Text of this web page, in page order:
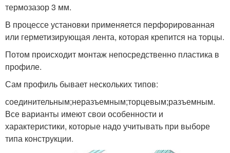
термозазор 3 мм.
В процессе установки применяется перфорированная
или герметизирующая лента, которая крепится на торцы.
Потом происходит монтаж непосредственно пластика в
профиле.
Сам профиль бывает нескольких типов:
соединительным;неразъемным;торцевым;разъемным.
Все варианты имеют свои особенности и
характеристики, которые надо учитывать при выборе
типа конструкции.